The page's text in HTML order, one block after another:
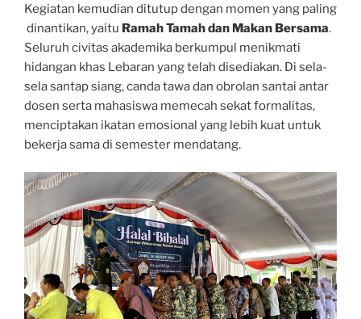
Kegiatan kemudian ditutup dengan momen yang paling
dinantikan, yaitu Ramah Tamah dan Makan Bersama.
Seluruh civitas akademika berkumpul menikmati
hidangan khas Lebaran yang telah disediakan. Di sela-
sela santap siang, canda tawa dan obrolan santai antar
dosen serta mahasiswa memecah sekat formalitas,
menciptakan ikatan emosional yang lebih kuat untuk
bekerja sama di semester mendatang.